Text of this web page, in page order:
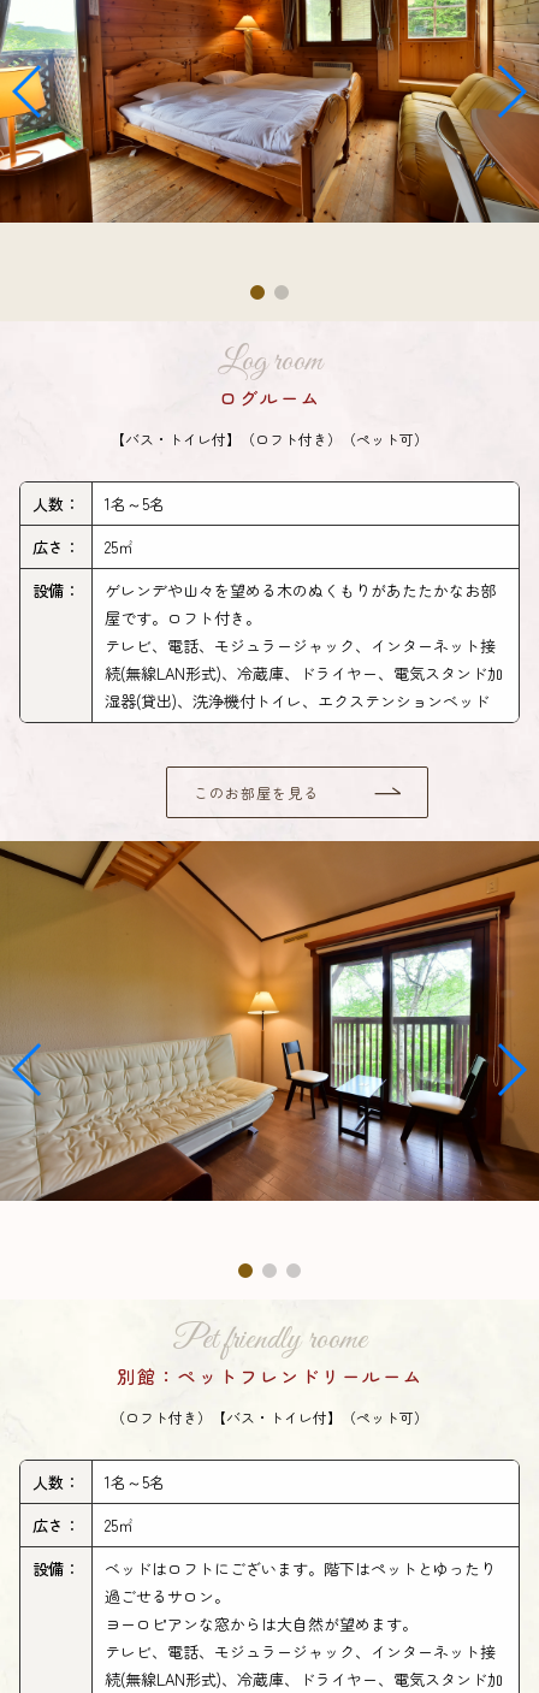
Log room
ログルーム
【バス・トイレ付】（ロフト付き）（ペット可）
人数：
1名～5名
広さ：
25㎡
設備：
ゲレンデや山々を望める木のぬくもりがあたたかなお部
屋です。ロフト付き。
テレビ、電話、モジュラージャック、インターネット接
続(無線LAN形式)、冷蔵庫、ドライヤー、電気スタンド加
湿器(貸出)、洗浄機付トイレ、エクステンションベッド
このお部屋を見る
Pet friendly roome
別館：ペットフレンドリールーム
（ロフト付き）【バス・トイレ付】（ペット可）
人数：
1名～5名
広さ：
25㎡
設備：
ベッドはロフトにございます。階下はペットとゆったり
過ごせるサロン。
ヨーロピアンな窓からは大自然が望めます。
テレビ、電話、モジュラージャック、インターネット接
続(無線LAN形式)、冷蔵庫、ドライヤー、電気スタンド加